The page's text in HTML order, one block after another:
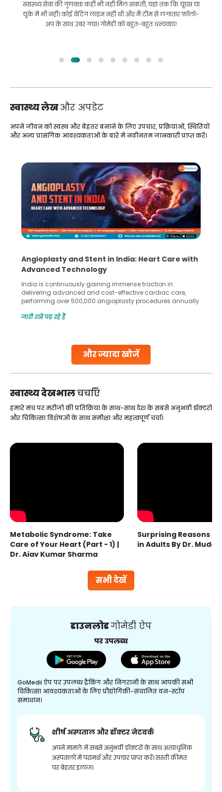
इलाज कराने के लिए बांग्लादेश से भारत की मेरी यात्रा में मेरी मदद की।
हमने GoMedii को चुनने में सही चुनाव किया। वे इलाज के बाद भी हमारे
साथ एक अच्छा रिश्ता रखते हैं
स्वास्थ्य लेखऔर अपडेट
और ज्यादा खोजें
अपने जीवन को स्वस्थ और बेहतर बनाने के लिए उपचार, प्रक्रियाओं, स्थितियों
और अन्य प्रासंगिक आवश्यकताओं के बारे में नवीनतम जानकारी प्राप्त करें।
Angioplasty and Stent in India: Heart Care with
Advanced Technology
India is continuously gaining immense traction in
delivering advanced and cost-effective cardiac care,
performing over 500,000 angioplasty procedures annually
globe are searching for treatments like angioplasty and
Studies, such as one published
जारी रखें पढ़ रहे हैं
स्वास्थ्य देखभालचर्चाएँ
सभी देखें
हमारे मंच पर मरीजों की प्रतिक्रिया के साथ-साथ देश के सबसे अनुभवी डॉक्टरों
और चिकित्सा विशेषज्ञों के साथ समीक्षा और महत्वपूर्ण चर्चा।
Metabolic Syndrome: Take
Care of Your Heart (Part - 1) |
Dr. Ajay Kumar Sharma
Surprising Reasons
in Adults By Dr.
डाउनलोडगोमेडी ऐप
पर उपलब्ध
GoMedii ऐप पर उपलब्ध ट्रैकिंग और निगरानी के साथ आपकी सभी
चिकित्सा आवश्यकताओं के लिए प्रौद्योगिकी-संचालित वन-स्टॉप
समाधान।
शीर्ष अस्पताल और डॉक्टर नेटवर्क
अपने मामले में सबसे अनुभवी डॉक्टरों के साथ अत्याधुनिक
अस्पतालों में परामर्श और उपचार प्राप्त करें। सस्ती कीमत
पर बेहतर इलाज।